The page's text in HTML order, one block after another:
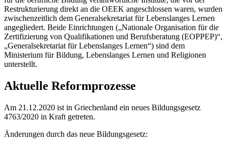
Restrukturierung direkt an die OEEK angeschlossen waren, wurden
zwischenzeitlich dem Generalsekretariat für Lebenslanges Lernen
angegliedert. Beide Einrichtungen („Nationale Organisation für die
Zertifizierung von Qualifikationen und Berufsberatung (EOPPEP)“,
„Generalsekretariat für Lebenslanges Lernen“) sind dem
Ministerium für Bildung, Lebenslanges Lernen und Religionen
unterstellt.
Aktuelle Reformprozesse
Am 21.12.2020 ist in Griechenland ein neues Bildungsgesetz
4763/2020 in Kraft getreten.
Änderungen durch das neue Bildungsgesetz: